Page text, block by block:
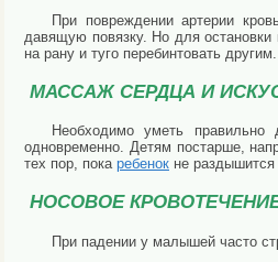
При повреждении артерии
давящую повязку. Но для остановки
на рану и туго перебинтовать
МАССАЖ СЕРДЦА И
Необходимо уметь
одновременно. Детям постарше,
тех пор, пока ребенок не раздышится
НОСОВОЕ
При падении у малышей часто